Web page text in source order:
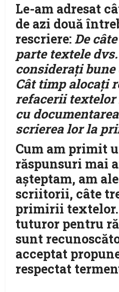
Le-am adresat
de azi două
rescriere:De
parte textele
consideraţi bune
Cât timp alocaţi
refacerii
cu
scrierea lor la
Cum am primit
răspunsuri mai
aşteptam, am
scriitorii, câte
primirii textelor.
tuturor pentru
sunt
acceptat
respectat